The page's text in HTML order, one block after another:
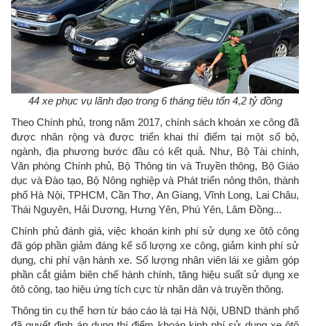
44 xe phục vụ lãnh đạo trong 6 tháng tiêu tốn 4,2 tỷ đồng
Theo Chính phủ, trong năm 2017, chính sách khoán xe công đã
được nhân rộng và được triển khai thí điểm tại một số bộ,
ngành, địa phương bước đầu có kết quả. Như, Bộ Tài chính,
Văn phòng Chính phủ, Bộ Thông tin và Truyền thông, Bộ Giáo
dục và Đào tạo, Bộ Nông nghiệp và Phát triển nông thôn, thành
phố Hà Nội, TPHCM, Cần Thơ, An Giang, Vĩnh Long, Lai Châu,
Thái Nguyên, Hải Dương, Hưng Yên, Phú Yên, Lâm Đồng...
Chính phủ đánh giá, việc khoán kinh phí sử dụng xe ôtô công
đã góp phần giảm đáng kể số lượng xe công, giảm kinh phí sử
dụng, chi phí vận hành xe. Số lượng nhân viên lái xe giảm góp
phần cắt giảm biên chế hành chính, tăng hiệu suất sử dụng xe
ôtô công, tạo hiệu ứng tích cực từ nhân dân và truyền thông.
Thông tin cụ thể hơn từ báo cáo là tại Hà Nội, UBND thành phố